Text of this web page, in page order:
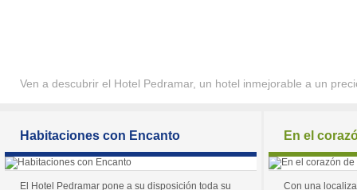
Ven a descubrir el Hotel Pedramar, un hotel inmejorable a un
Habitaciones con Encanto
El Hotel Pedramar pone a su disposición toda su
En el
Con una